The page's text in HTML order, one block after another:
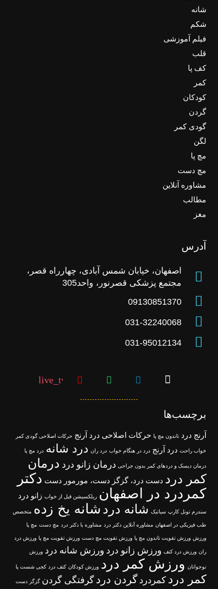
شانه
شکم
فیلم آموزشی
قلب
کف پا
کمر
کودکان
گردن
گودی کمر
لگن
مچ پا
مچ دست
مشاوره آنلاین
مطالب
مغز
آدرس
اصفهان، خیابان شمس آبادی، چهارراه قصر،
مجتمع پزشکی قصرنور، واحد305
09130851370
031-32240068
031-95012134
live_tv
برچسب‌ها
آرنج درد تاندون مچ پا حرکات اصلاحی درد آرنج حرکات اصلاحی گودی کمر
خواب راحت درد آرنج درد در هنگام خواب درد ران درد شانه درد مچ پا
درمان دیسک و دردهای کمر بدون جراحی درمان زانو درد درمان
کمر درد دست درد، گزگز دست، مورمور دست دکتر
کمردرد در اصفهان ریلکسیشن قبل از خواب زانو درد
سندرم تونل کارپ سیاتیک شانه درد شانه یخ زده متخصص
طب فیزیکی در اصفهان مشاوره آنلاین دکتر درد مشاوره با دکتر درد مچ دست مچ پا
ورزش ورزش تقویت تاندون مچ پا ورزش تقویت مچ دست ورزش تقویت مچ پا ورزش درد
ران ورزش درد کتف ورزش زانو درد ورزش شانه درد ورزش
نوجوانان ورزش کمر درد ورزش کودکان کتف درد کجی شست پا
کمر درد کمردرد گردن درد گرفتگی گردن گزگز دست